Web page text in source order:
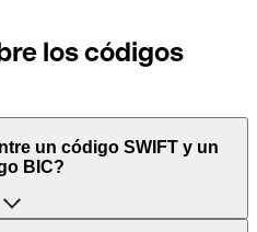
los códigos
un código SWIFT y un
BIC?